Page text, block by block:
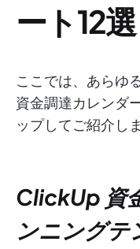
ート12選
ここでは、あらゆ
資金調達カレンダ
ップしてご紹介し
ClickUp 資
ンニングテ